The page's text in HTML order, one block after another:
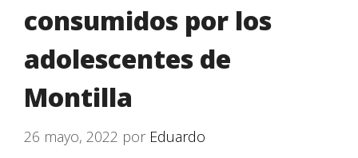
consumidos por los
adolescentes de
Montilla
26 mayo, 2022 por Eduardo